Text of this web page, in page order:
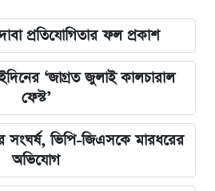
প্রতিযোগিতার ফল প্রকাশ
‘জাগ্রত জুলাই কালচারাল
ফেস্ট’
সংঘর্ষ, ভিপি-জিএসকে মারধরের
অভিযোগ